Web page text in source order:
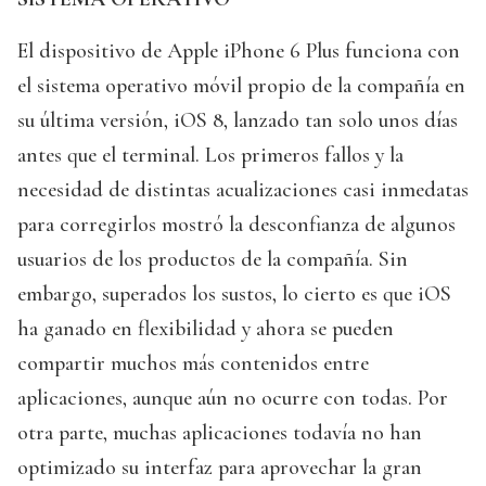
El dispositivo de Apple iPhone 6 Plus funciona con
el sistema operativo móvil propio de la compañía en
su última versión, iOS 8, lanzado tan solo unos días
antes que el terminal. Los primeros fallos y la
necesidad de distintas acualizaciones casi inmedatas
para corregirlos mostró la desconfianza de algunos
usuarios de los productos de la compañía. Sin
embargo, superados los sustos, lo cierto es que iOS
ha ganado en flexibilidad y ahora se pueden
compartir muchos más contenidos entre
aplicaciones, aunque aún no ocurre con todas. Por
otra parte, muchas aplicaciones todavía no han
optimizado su interfaz para aprovechar la gran